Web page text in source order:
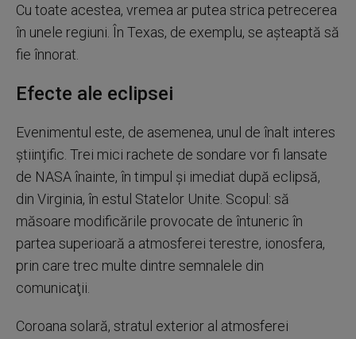
Cu toate acestea, vremea ar putea strica petrecerea
în unele regiuni. În Texas, de exemplu, se aşteaptă să
fie înnorat.
Efecte ale eclipsei
Evenimentul este, de asemenea, unul de înalt interes
ştiinţific. Trei mici rachete de sondare vor fi lansate
de NASA înainte, în timpul şi imediat după eclipsă,
din Virginia, în estul Statelor Unite. Scopul: să
măsoare modificările provocate de întuneric în
partea superioară a atmosferei terestre, ionosfera,
prin care trec multe dintre semnalele din
comunicaţii.
Coroana solară, stratul exterior al atmosferei